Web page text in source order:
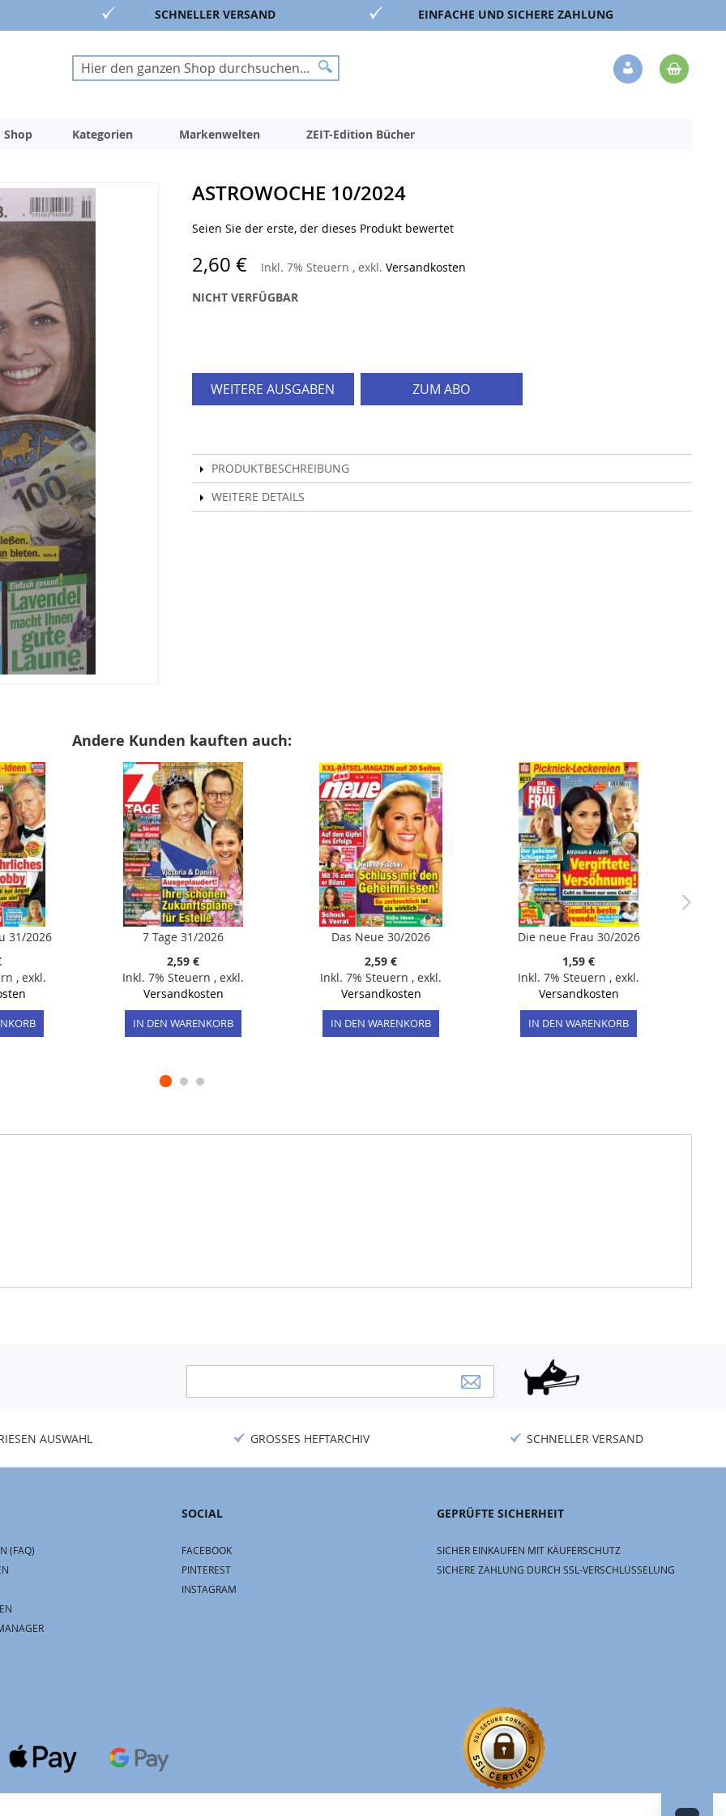
SCHNELLER VERSAND EINFACHE UND SICHERE ZAHLUNG
Suche
Suche
Veränderung
Shop Kategorien Markenwelten ZEIT-Edition Bücher
ASTROWOCHE 10/2024
Seien Sie der erste, der dieses Produkt bewertet
2,60 € Inkl. 7% Steuern , exkl. Versandkosten
NICHT VERFÜGBAR
WEITERE AUSGABEN ZUM ABO
PRODUKTBESCHREIBUNG
WEITERE DETAILS
Andere Kunden kauften auch:
31/2026
, exkl.
7 Tage 31/2026
2,59 €
Inkl. 7% Steuern , exkl.
Versandkosten
IN DEN WARENKORB
Das Neue 30/2026
2,59 €
Inkl. 7% Steuern , exkl.
Versandkosten
IN DEN WARENKORB
Die neue Frau 30/2026
1,59 €
Inkl. 7% Steuern , exkl.
Versandkosten
IN DEN WARENKORB
Newsletter:
AUSWAHL GROSSES HEFTARCHIV SCHNELLER VERSAND
(FAQ)
SOCIAL
FACEBOOK
PINTEREST
INSTAGRAM
GEPRÜFTE SICHERHEIT
SICHER EINKAUFEN MIT KÄUFERSCHUTZ
SICHERE ZAHLUNG DURCH SSL-VERSCHLÜSSELUNG